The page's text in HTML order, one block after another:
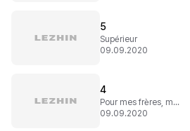
5
Supérieur
09.09.2020
4
Pour mes frères, mes sœurs et pour moi
09.09.2020